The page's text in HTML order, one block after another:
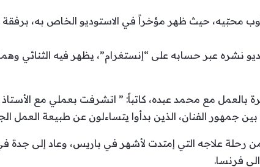
محبّيه، حيث ظهر مؤخراً في الاستوديو الخاص به،
نشره عبر حسابه على “إنستغرام”، يظهر فيه الثنائي
بالعمل مع محمد عبده، كاتباً: ” اتشرفت بعملي مع
جمهور الفنان، الذين بدأوا يتساءلون عن طبيعة العمل
علاجه التي إمتدت لأشهر في باريس، وعاد إلى جدة
فرنسا.